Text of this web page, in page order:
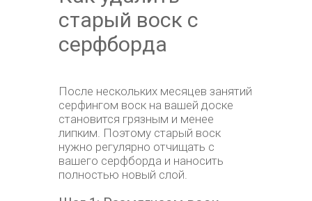
старый воск с
серфборда
После нескольких месяцев занятий
серфингом воск на вашей доске
становится грязным и менее
липким. Поэтому старый воск
нужно регулярно отчищать с
вашего серфборда и наносить
полностью новый слой.